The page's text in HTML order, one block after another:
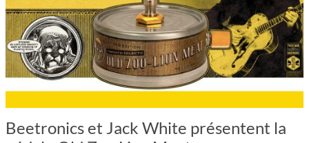
Beetronics et Jack White présentent la